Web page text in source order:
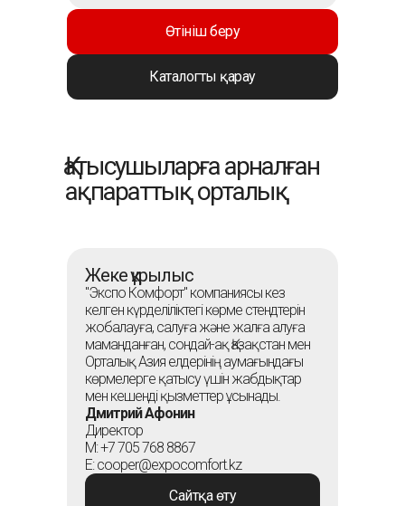
Өтініш беру
Каталогты қарау
Қатысушыларға арналған
ақпараттық орталық
Жеке құрылыс
"Экспо Комфорт" компаниясы кез
келген күрделіліктегі көрме стендтерін
жобалауға, салуға және жалға алуға
маманданған, сондай-ақ Қазақстан мен
Орталық Азия елдерінің аумағындағы
көрмелерге қатысу үшін жабдықтар
мен кешенді қызметтер ұсынады.
Дмитрий Афонин
Директор
М: +7 705 768 8867
E: cooper@expocomfort.kz
Сайтқа өту